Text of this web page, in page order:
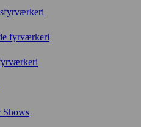
fyrværkeri
Shows